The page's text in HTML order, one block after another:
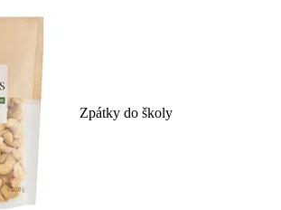
Zpátky do školy